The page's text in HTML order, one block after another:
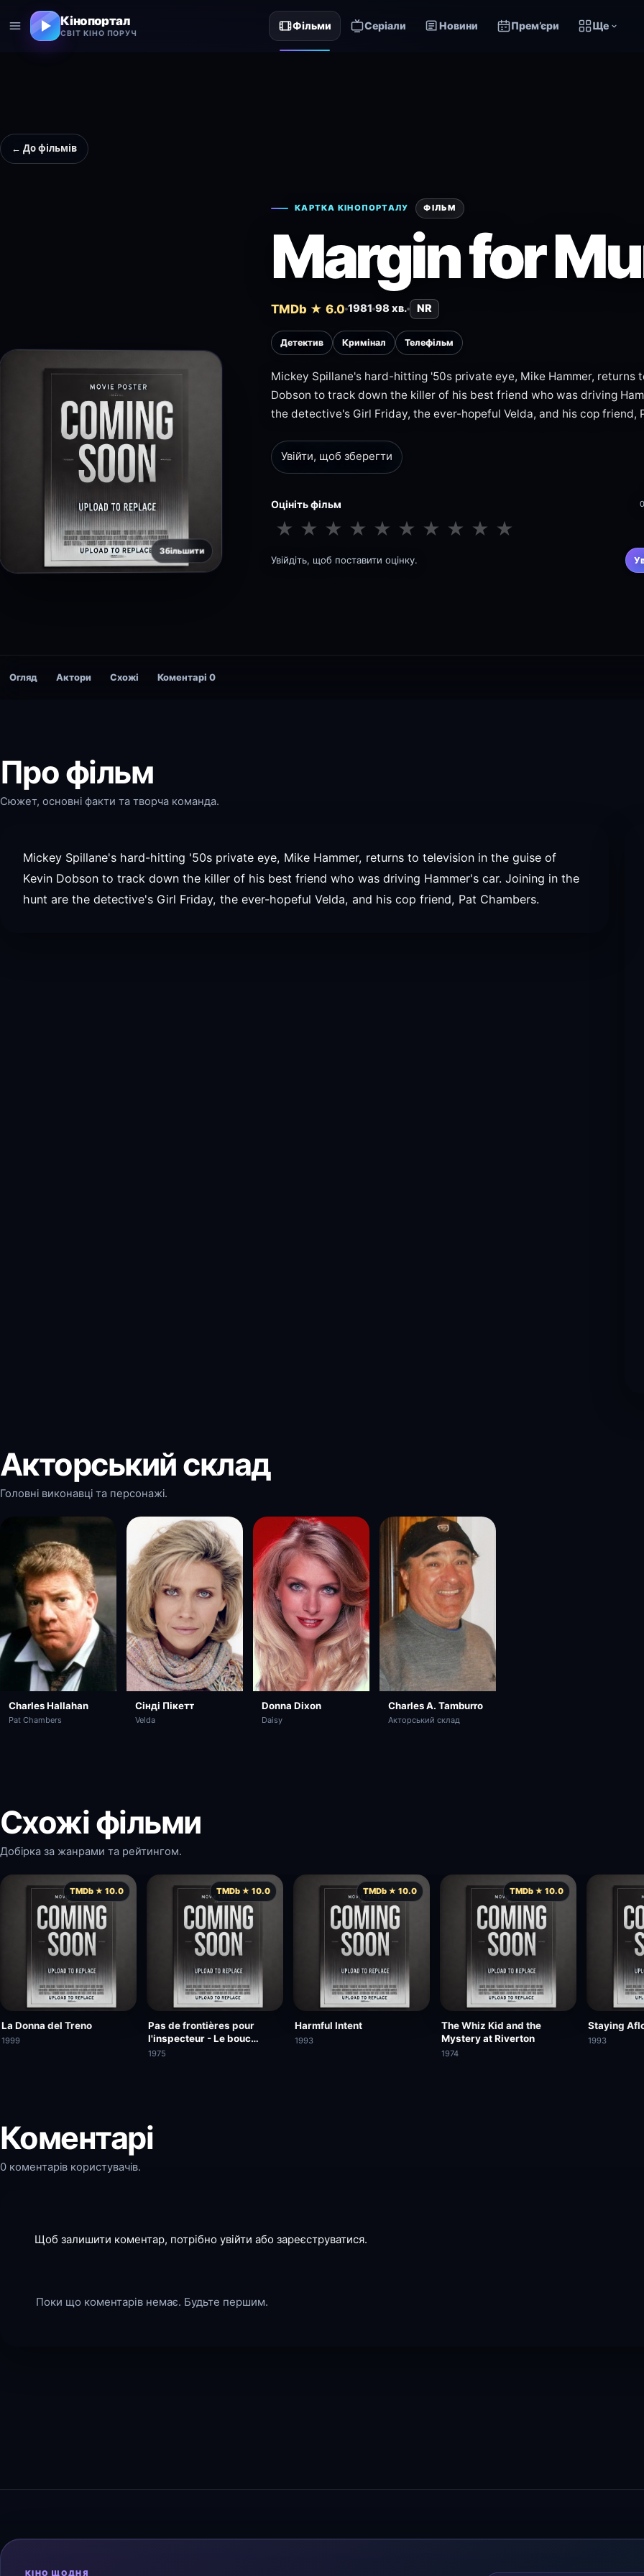
Кінопортал
СВІТ КІНО ПОРУЧ
Фільми Серіали Новини Прем’єри Ще
← До фільмів
Збільшити
КАРТКА КІНОПОРТАЛУ ФІЛЬМ
Margin for
TMDb ★ 6.0 1981 98 хв. NR
Детектив Кримінал Телефільм
Mickey Spillane's hard-hitting '50s private eye, Mike Hammer, returns
Dobson to track down the killer of his best friend who was driving
the detective's Girl Friday, the ever-hopeful Velda, and his cop friend,
Увійти, щоб зберегти
Оцініть фільм
★ ★ ★ ★ ★ ★ ★ ★ ★ ★
Увійдіть, щоб поставити оцінку.
Огляд Актори Схожі Коментарі 0
Про фільм
Сюжет, основні факти та творча команда.
Mickey Spillane's hard-hitting '50s private eye, Mike Hammer, returns to television in the guise of
Kevin Dobson to track down the killer of his best friend who was driving Hammer's car. Joining in the
hunt are the detective's Girl Friday, the ever-hopeful Velda, and his cop friend, Pat Chambers.
Акторський склад
Головні виконавці та персонажі.
Charles Hallahan
Pat Chambers
Сінді Пікетт
Velda
Donna Dixon
Daisy
Charles A. Tamburro
Акторський склад
Схожі фільми
Добірка за жанрами та рейтингом.
TMDb ★ 10.0
La Donna del Treno
1999
TMDb ★ 10.0
Pas de frontières pour
l'inspecteur - Le bouc
émissaire
1975
TMDb ★ 10.0
Harmful Intent
1993
TMDb ★ 10.0
The Whiz Kid and the
Mystery at Riverton
1974
Staying
1993
Коментарі
0 коментарів користувачів.
Щоб залишити коментар, потрібно увійти або зареєструватися.
Поки що коментарів немає. Будьте першим.
КІНО ЩОДНЯ